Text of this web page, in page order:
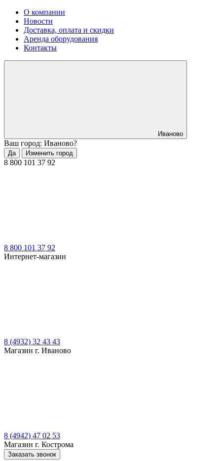
О компании
Новости
Доставка, оплата и скидки
Аренда оборудования
Контакты
Иваново
Ваш город: Иваново?
Да Изменить город
8 800 101 37 92
8 800 101 37 92
Интернет-магазин
8 (4932) 32 43 43
Магазин г. Иваново
8 (4942) 47 02 53
Магазин г. Кострома
Заказать звонок